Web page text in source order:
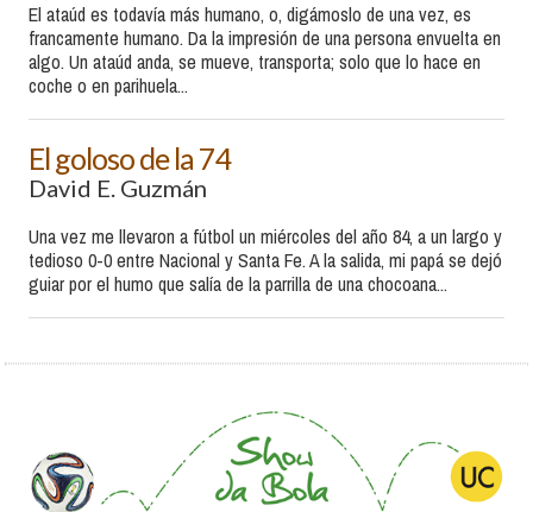
El ataúd es todavía más humano, o, digámoslo de una vez, es
francamente humano. Da la impresión de una persona envuelta en
algo. Un ataúd anda, se mueve, transporta; solo que lo hace en
coche o en parihuela...
El goloso de la 74
David E. Guzmán
Una vez me llevaron a fútbol un miércoles del año 84, a un largo y
tedioso 0-0 entre Nacional y Santa Fe. A la salida, mi papá se dejó
guiar por el humo que salía de la parrilla de una chocoana...